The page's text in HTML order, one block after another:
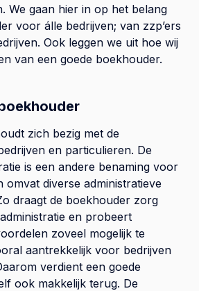
We gaan hier in op het belang
voor álle bedrijven; van zzp’ers
Ook leggen we uit hoe wij
van een goede boekhouder.
zich bezig met de
en particulieren. De
is een andere benaming voor
omvat diverse administratieve
draagt de boekhouder zorg
en probeert
zoveel mogelijk te
aantrekkelijk voor bedrijven
verdient een goede
ook makkelijk terug. De